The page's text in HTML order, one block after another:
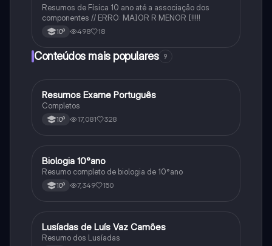
Resumos de Física 10 ano até a associação dos
componentes // ERRO: MAIOR R MENOR I!!!!!
10º 498 18
Conteúdos mais populares 9
Português
Resumos Exame Português
Completos
10º 17,081 328
Biologia
Biologia 10°ano
Resumo completo de biologia de 10°ano
10º 7,349 150
Português
Lusíadas de Luís Vaz Camões
Resumo dos Lusíadas